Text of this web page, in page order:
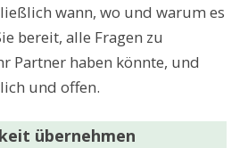
wann, wo und warum es
bereit, alle Fragen zu
Partner haben könnte, und
und offen.
übernehmen